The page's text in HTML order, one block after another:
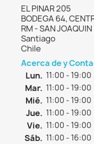
EL PINAR 205
BODEGA 64,
RM - SAN JOAQUIN
Santiago
Chile
Acerca de y
Lun. 11:00 - 19:00
Mar. 11:00 - 19:00
Mié. 11:00 - 19:00
Jue. 11:00 - 19:00
Vie. 11:00 - 19:00
Sáb. 11:00 - 16:00